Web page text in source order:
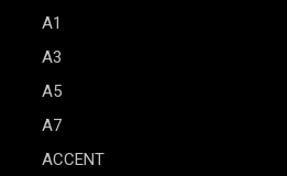
A1
A3
A5
A7
ACCENT